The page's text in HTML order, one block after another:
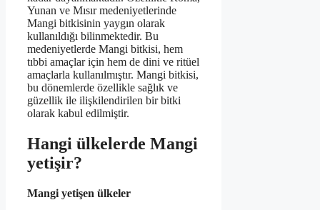
Yunan ve Mısır medeniyetlerinde
Mangi bitkisinin yaygın olarak
kullanıldığı bilinmektedir. Bu
medeniyetlerde Mangi bitkisi, hem
tıbbi amaçlar için hem de dini ve ritüel
amaçlarla kullanılmıştır. Mangi bitkisi,
bu dönemlerde özellikle sağlık ve
güzellik ile ilişkilendirilen bir bitki
olarak kabul edilmiştir.
Hangi ülkelerde Mangi
yetişir?
Mangi yetişen ülkeler